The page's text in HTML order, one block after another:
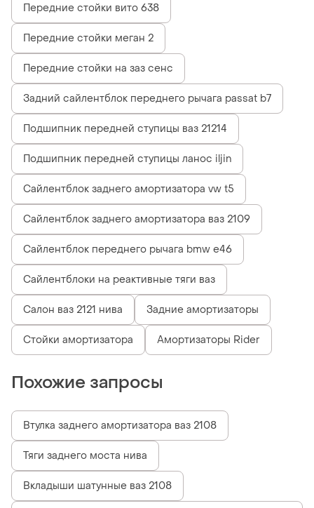
Передние стойки вито 638
Передние стойки меган 2
Передние стойки на заз сенс
Задний сайлентблок переднего рычага passat b7
Подшипник передней ступицы ваз 21214
Подшипник передней ступицы ланос iljin
Сайлентблок заднего амортизатора vw t5
Сайлентблок заднего амортизатора ваз 2109
Сайлентблок переднего рычага bmw e46
Сайлентблоки на реактивные тяги ваз
Салон ваз 2121 нива Задние амортизаторы
Стойки амортизатора Амортизаторы Rider
Похожие запросы
Втулка заднего амортизатора ваз 2108
Тяги заднего моста нива
Вкладыши шатунные ваз 2108